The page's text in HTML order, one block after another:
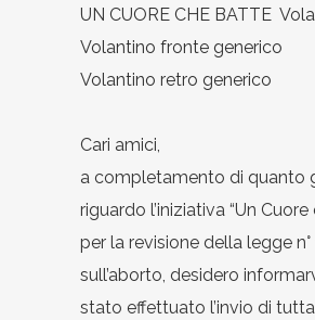
UN CUORE CHE BATTE
Volantino fronte generico
Volantino retro generico
Cari amici,
a completamento di quanto
riguardo l’iniziativa “Un
per la revisione della legge n°
sull’aborto, desidero
stato effettuato l’invio di